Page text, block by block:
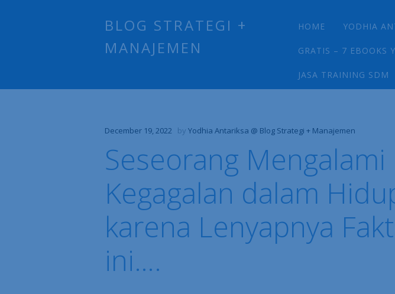
BLOG STRATEGI +
MANAJEMEN
Main
Skip
content
HOME YODHIA
GRATIS – 7 EBOOKS
JASA TRAINING SDM
December 19, 2022 by Yodhia Antariksa @ Blog Strategi + Manajemen
Seseorang Mengalami
Kegagalan dalam
karena Lenyapnya
ini….